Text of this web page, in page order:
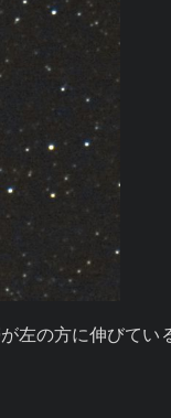
左の方に伸びて